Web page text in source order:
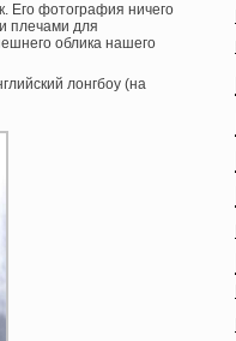
Его фотография ничего
плечами для
облика нашего
лонгбоу (на